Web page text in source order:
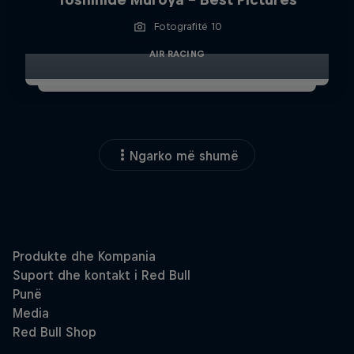
Fotografitë 10
AIR RACING
Ngarko më shumë